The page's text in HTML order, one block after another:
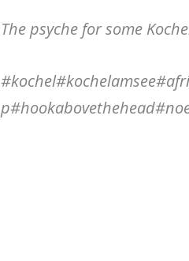
The psyche for some